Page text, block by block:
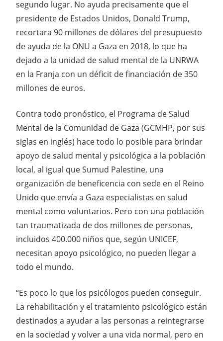
segundo lugar. No ayuda precisamente que el
presidente de Estados Unidos, Donald Trump,
recortara 90 millones de dólares del presupuesto
de ayuda de la ONU a Gaza en 2018, lo que ha
dejado a la unidad de salud mental de la UNRWA
en la Franja con un déficit de financiación de 350
millones de euros.
Contra todo pronóstico, el Programa de Salud
Mental de la Comunidad de Gaza (GCMHP, por sus
siglas en inglés) hace todo lo posible para brindar
apoyo de salud mental y psicológica a la población
local, al igual que Sumud Palestine, una
organización de beneficencia con sede en el Reino
Unido que envía a Gaza especialistas en salud
mental como voluntarios. Pero con una población
tan traumatizada de dos millones de personas,
incluidos 400.000 niños que, según UNICEF,
necesitan apoyo psicológico, no pueden llegar a
todo el mundo.
“Es poco lo que los psicólogos pueden conseguir.
La rehabilitación y el tratamiento psicológico están
destinados a ayudar a las personas a reintegrarse
en la sociedad y volver a una vida normal, pero en